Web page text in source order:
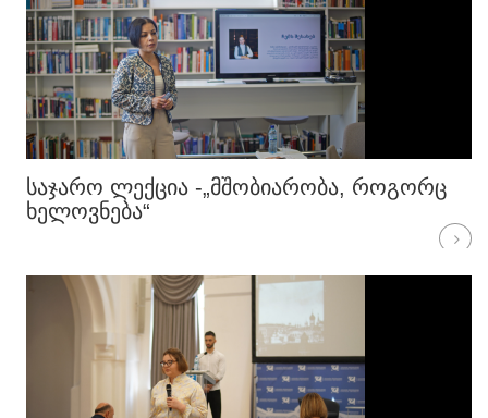
ᲡᲐᲯᲐᲠᲝ ᲚᲔᲥᲪᲘᲐ -„ᲛᲨᲝᲑᲘᲐᲠᲝᲑᲐ, ᲠᲝᲒᲝᲠᲪ
ᲮᲔᲚᲝᲕᲜᲔᲑᲐ“